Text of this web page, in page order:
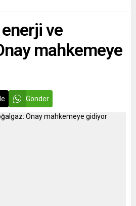
ve
mahkemeye
Gönder